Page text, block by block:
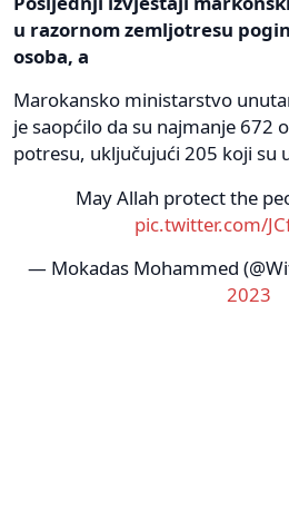
u razornom zemljotresu
osoba, a
Marokansko ministarstvo
je saopćilo da su najmanje 672
potresu, uključujući 205 koji su
May Allah protect the
pic.twitter.com/
— Mokadas Mohammed
2023